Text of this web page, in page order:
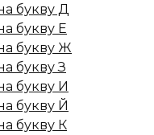
букву Д
букву Е
букву Ж
букву З
букву И
букву Й
букву К